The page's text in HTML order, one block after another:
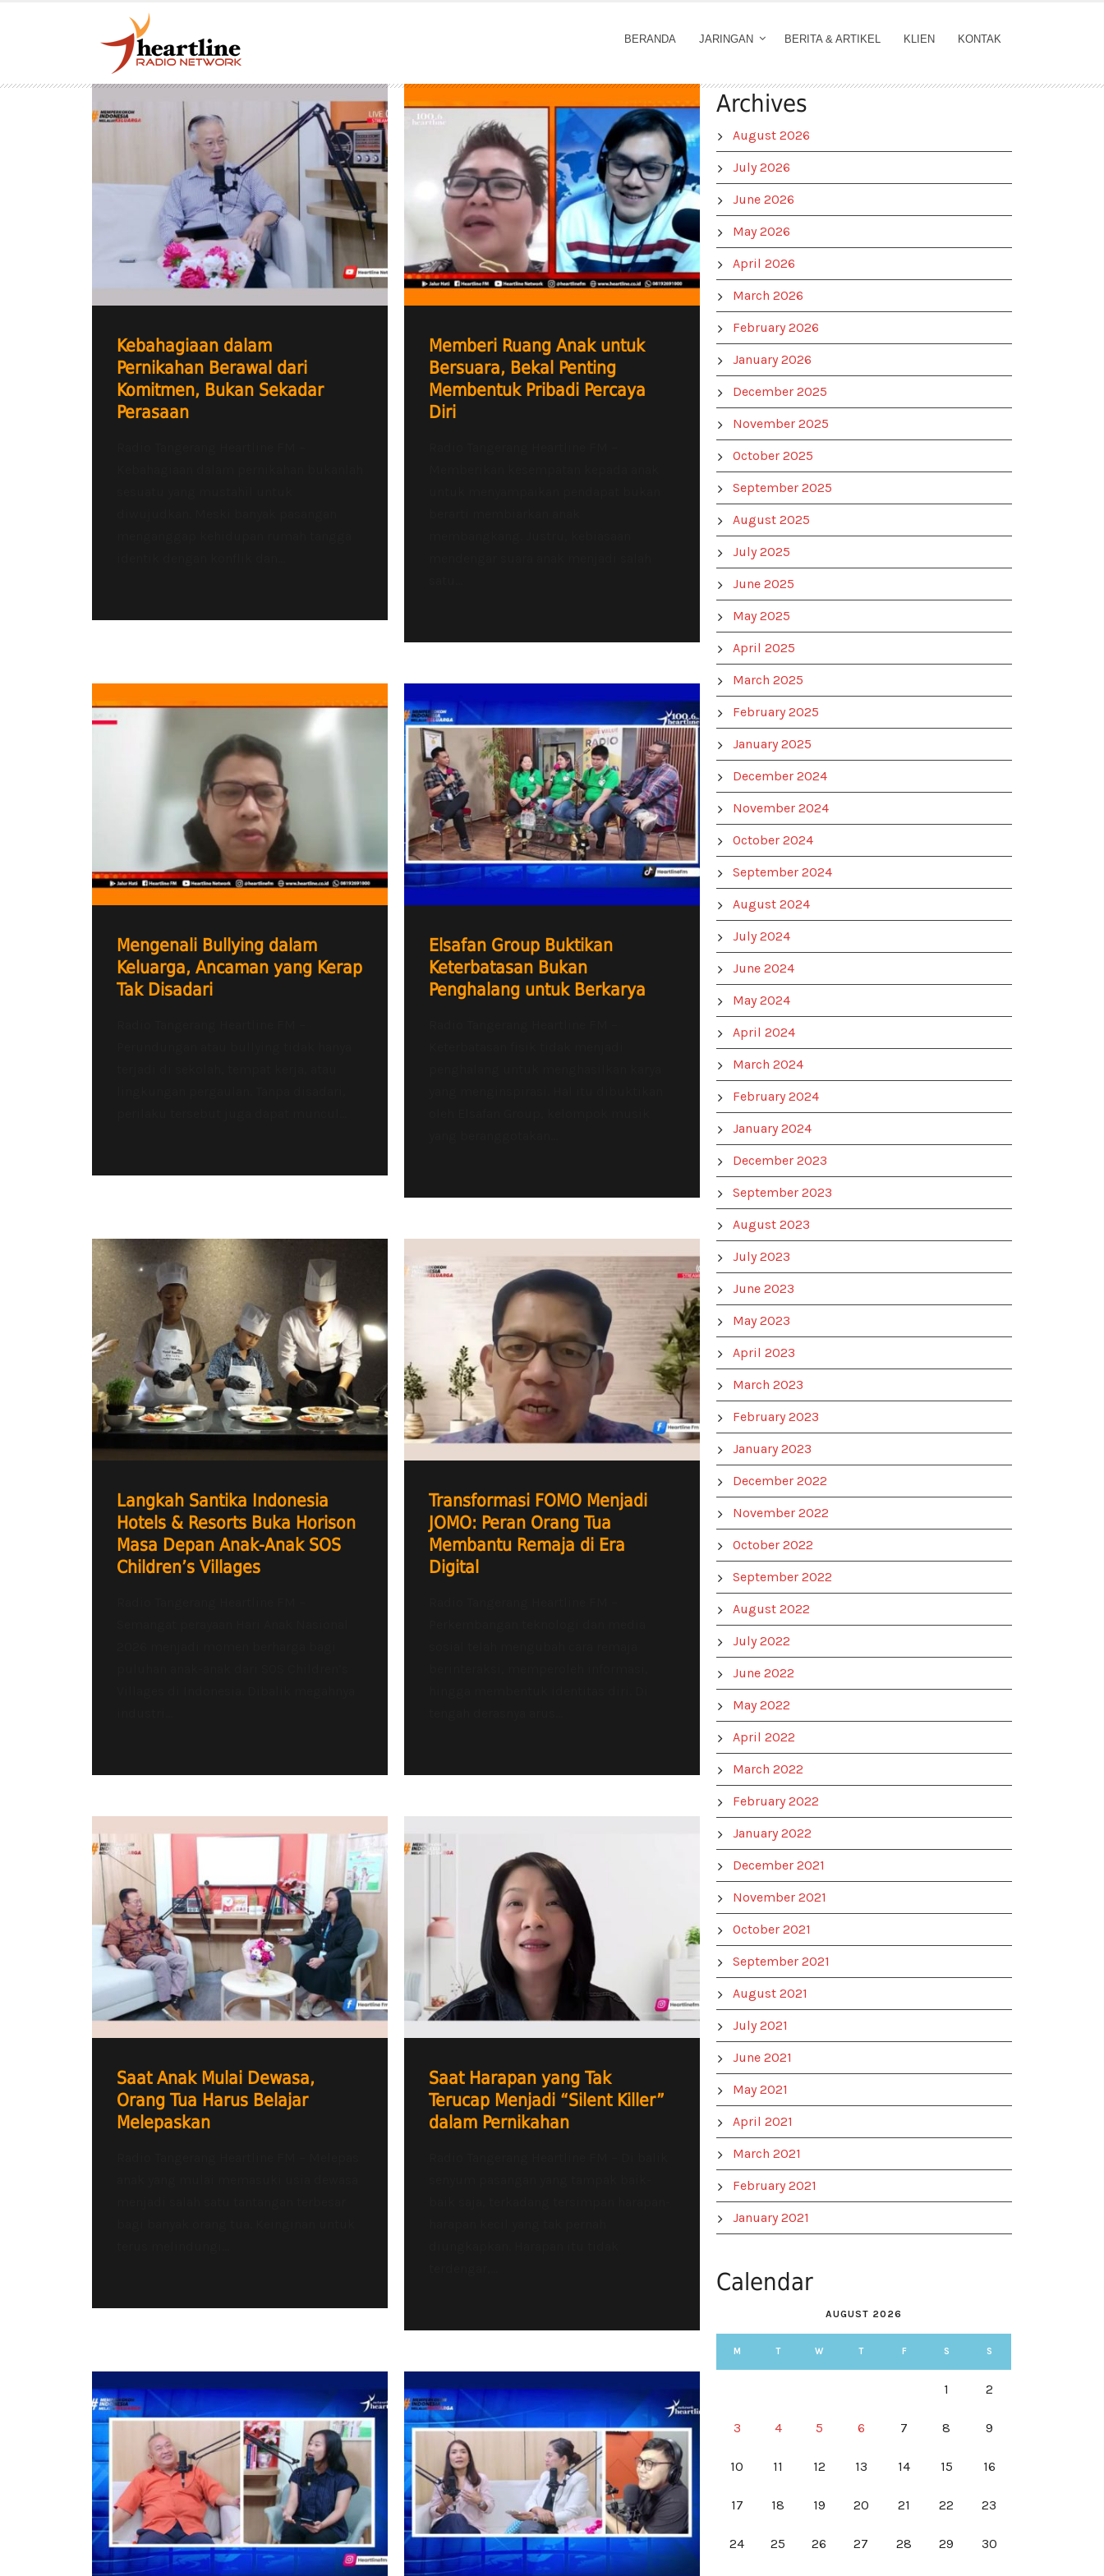
BERANDA JARINGAN BERITA & ARTIKEL KLIEN KONTAK
Kebahagiaan dalam
Pernikahan Berawal dari
Komitmen, Bukan Sekadar
Perasaan
Memberi Ruang Anak untuk
Bersuara, Bekal Penting
Membentuk Pribadi Percaya
Diri
Mengenali Bullying dalam
Keluarga, Ancaman yang Kerap
Tak Disadari
Elsafan Group Buktikan
Keterbatasan Bukan
Penghalang untuk Berkarya
Langkah Santika Indonesia
Hotels & Resorts Buka Horison
Masa Depan Anak-Anak SOS
Children’s Villages
Transformasi FOMO Menjadi
JOMO: Peran Orang Tua
Membantu Remaja di Era
Digital
Saat Anak Mulai Dewasa,
Orang Tua Harus Belajar
Melepaskan
Saat Harapan yang Tak
Terucap Menjadi “Silent Killer”
dalam Pernikahan
Archives
August 2026
July 2026
June 2026
May 2026
April 2026
March 2026
February 2026
January 2026
December 2025
November 2025
October 2025
September 2025
August 2025
July 2025
June 2025
May 2025
April 2025
March 2025
February 2025
January 2025
December 2024
November 2024
October 2024
September 2024
August 2024
July 2024
June 2024
May 2024
April 2024
March 2024
February 2024
January 2024
December 2023
September 2023
August 2023
July 2023
June 2023
May 2023
April 2023
March 2023
February 2023
January 2023
December 2022
November 2022
October 2022
September 2022
August 2022
July 2022
June 2022
May 2022
April 2022
March 2022
February 2022
January 2022
December 2021
November 2021
October 2021
September 2021
August 2021
July 2021
June 2021
May 2021
April 2021
March 2021
February 2021
January 2021
Calendar
AUGUST 2026
M T W T F S S
1 2
3 4 5 6 7 8 9
10 11 12 13 14 15 16
17 18 19 20 21 22 23
24 25 26 27 28 29 30